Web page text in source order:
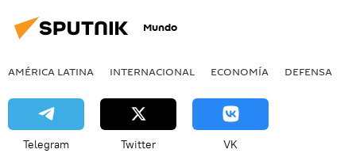
Mundo
AMÉRICA LATINA INTERNACIONAL ECONOMÍA DEFENSA
Telegram Twitter VK